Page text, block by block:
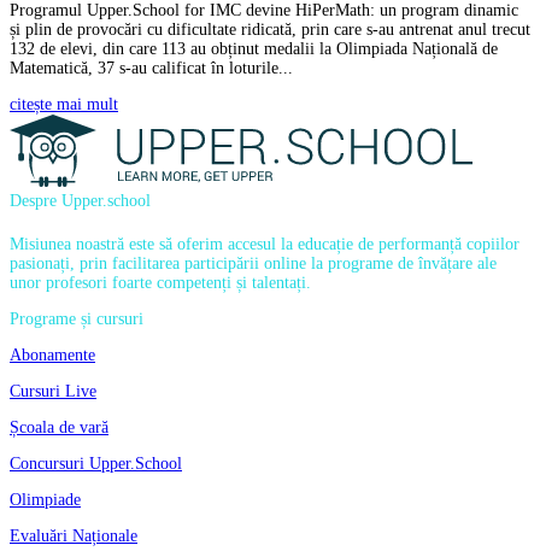
Programul Upper.School for IMC devine HiPerMath: un program dinamic
și plin de provocări cu dificultate ridicată, prin care s-au antrenat anul trecut
132 de elevi, din care 113 au obținut medalii la Olimpiada Națională de
Matematică, 37 s-au calificat în loturile...
citește mai mult
Despre Upper.school
Misiunea noastră este să oferim accesul la educație de performanță copiilor
pasionați, prin facilitarea participării online la programe de învățare ale
unor profesori foarte competenți și talentați.
Programe și cursuri
Abonamente
Cursuri Live
Școala de vară
Concursuri Upper.School
Olimpiade
Evaluări Naționale